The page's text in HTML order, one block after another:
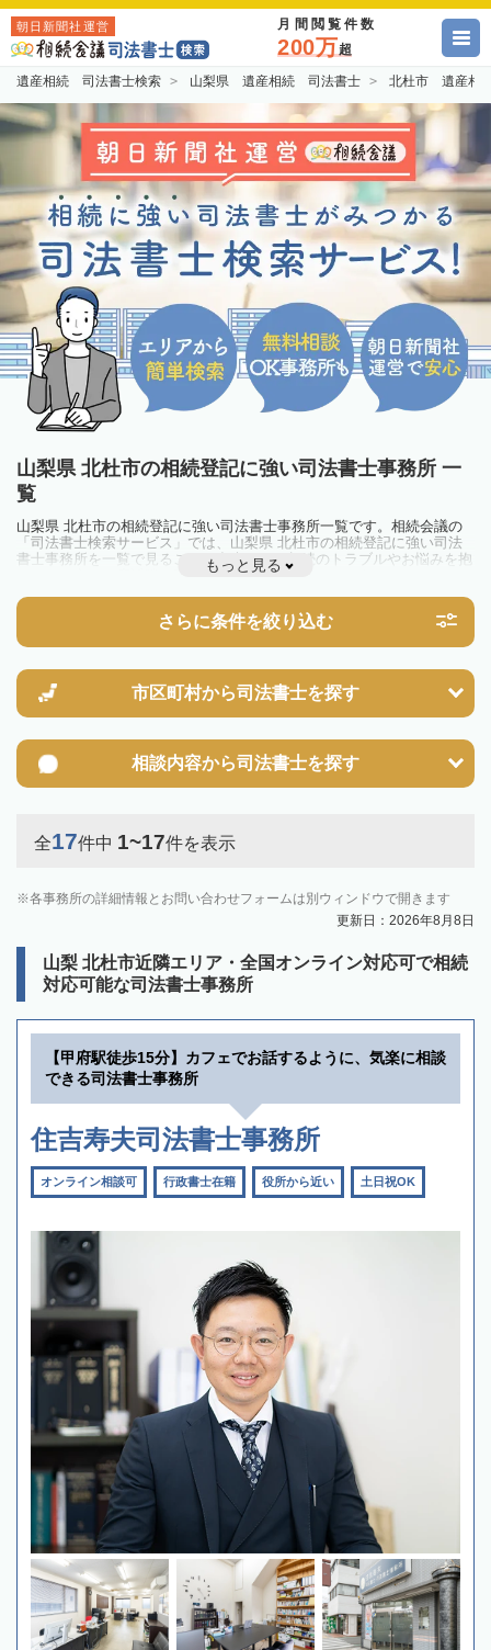
朝日新聞社運営 月間閲覧件数
200万超
遺産相続 司法書士検索 山梨県 遺産相続 司法書士 北杜市 遺産相
山梨県 北杜市の相続登記に強い司法書士事務所 一
覧
山梨県 北杜市の相続登記に強い司法書士事務所一覧です。相続会議の
「司法書士検索サービス」では、山梨県 北杜市の相続登記に強い司法
書士事務所を一覧で見ることが出来ます。相続のトラブルやお悩みを抱
えている方は一度近隣の司法書士に相談してみましょう。
不動産を相続した場合、相続を知った日から3年以内に登記しないと、
10万円以下の過料が科せられるため、速やかな手続きが必要です。義務
化前の相続も対象となるため注意しましょう。
す。その他の相続手続きも任せることが可能です。
また、義務化に伴い、相続人申告登記制度が創設されました。遺産分割
の話し合いがまとまらず登記できない場合は、この制度の活用を検討し
もっと見る
さらに条件を絞り込む
市区町村から司法書士を探す
相談内容から司法書士を探す
全17件中 1~17件を表示
各事務所の詳細情報とお問い合わせフォームは別ウィンドウで開きます
更新日：2026年8月8日
山梨 北杜市近隣エリア・全国オンライン対応可で相続
対応可能な司法書士事務所
【甲府駅徒歩15分】カフェでお話するように、気楽に相談
できる司法書士事務所
住吉寿夫司法書士事務所
オンライン相談可 行政書士在籍 役所から近い 土日祝OK